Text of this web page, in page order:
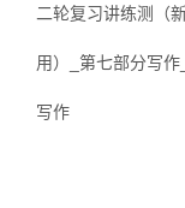
二轮复习讲练测（
用）_第七部分写作
写作